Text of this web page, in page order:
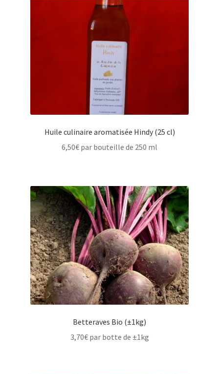
Huile culinaire aromatisée Hindy (25 cl)
6,50€ par bouteille de 250 ml
Betteraves Bio (±1kg)
3,70€ par botte de ±1kg